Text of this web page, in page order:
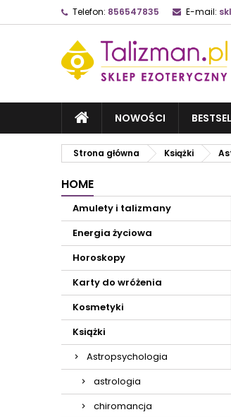
Telefon: 856547835 E-mail:
NOWOŚCI
Strona główna Książki
HOME
Amulety i talizmany
Energia życiowa
Horoskopy
Karty do wróżenia
Kosmetyki
Książki
Astropsychologia
astrologia
chiromancja